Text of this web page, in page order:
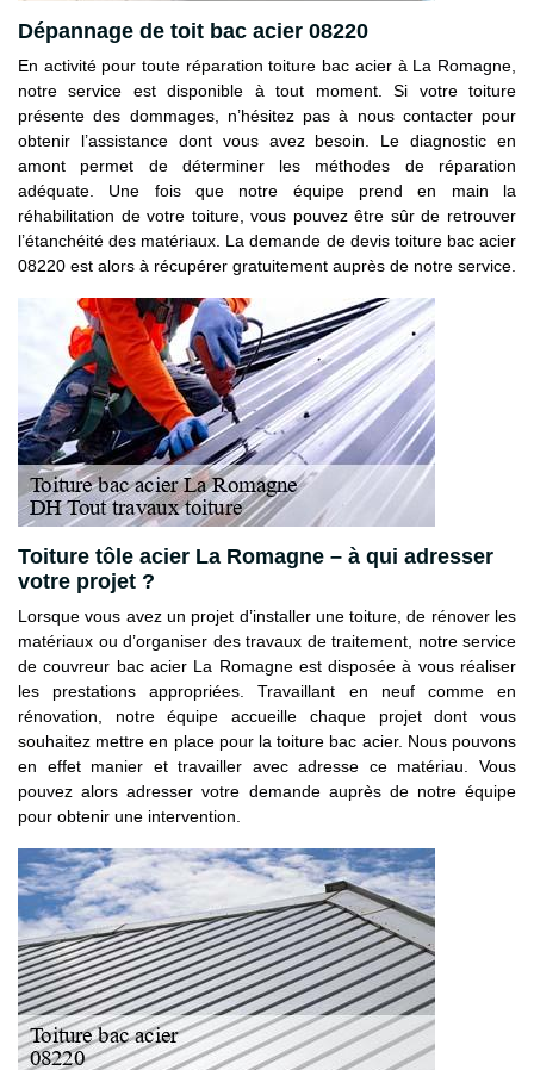
Dépannage de toit bac acier 08220
En activité pour toute réparation toiture bac acier à La Romagne,
notre service est disponible à tout moment. Si votre toiture
présente des dommages, n’hésitez pas à nous contacter pour
obtenir l’assistance dont vous avez besoin. Le diagnostic en
amont permet de déterminer les méthodes de réparation
adéquate. Une fois que notre équipe prend en main la
réhabilitation de votre toiture, vous pouvez être sûr de retrouver
l’étanchéité des matériaux. La demande de devis toiture bac acier
08220 est alors à récupérer gratuitement auprès de notre service.
Toiture tôle acier La Romagne – à qui adresser
votre projet ?
Lorsque vous avez un projet d’installer une toiture, de rénover les
matériaux ou d’organiser des travaux de traitement, notre service
de couvreur bac acier La Romagne est disposée à vous réaliser
les prestations appropriées. Travaillant en neuf comme en
rénovation, notre équipe accueille chaque projet dont vous
souhaitez mettre en place pour la toiture bac acier. Nous pouvons
en effet manier et travailler avec adresse ce matériau. Vous
pouvez alors adresser votre demande auprès de notre équipe
pour obtenir une intervention.